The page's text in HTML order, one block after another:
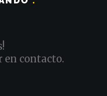
en contacto.